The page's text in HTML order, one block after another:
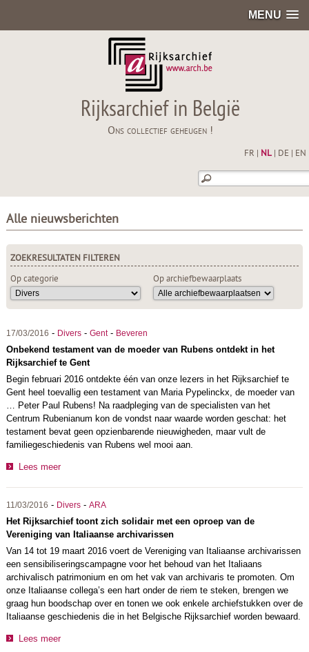
MENU
Rijksarchief in België
Ons collectief geheugen !
FR NL| DE EN
Alle nieuwsberichten
ZOEKRESULTATEN FILTEREN
Op categorie
Op archiefbewaarplaats
17/03/2016 - Divers- Gent- Beveren
Onbekend testament van de moeder van Rubens ontdekt in het
Rijksarchief te Gent
Begin februari 2016 ontdekte één van onze lezers in het Rijksarchief te
Gent heel toevallig een testament van Maria Pypelinckx, de moeder van
… Peter Paul Rubens! Na raadpleging van de specialisten van het
Centrum Rubenianum kon de vondst naar waarde worden geschat: het
testament bevat geen opzienbarende nieuwigheden, maar vult de
familiegeschiedenis van Rubens wel mooi aan.
Lees meer
11/03/2016 - Divers- ARA
Het Rijksarchief toont zich solidair met een oproep van de
Vereniging van Italiaanse archivarissen
Van 14 tot 19 maart 2016 voert de Vereniging van Italiaanse archivarissen
een sensibiliseringscampagne voor het behoud van het Italiaans
archivalisch patrimonium en om het vak van archivaris te promoten. Om
onze Italiaanse collega’s een hart onder de riem te steken, brengen we
graag hun boodschap over en tonen we ook enkele archiefstukken over de
Italiaanse geschiedenis die in het Belgische Rijksarchief worden bewaard.
Lees meer